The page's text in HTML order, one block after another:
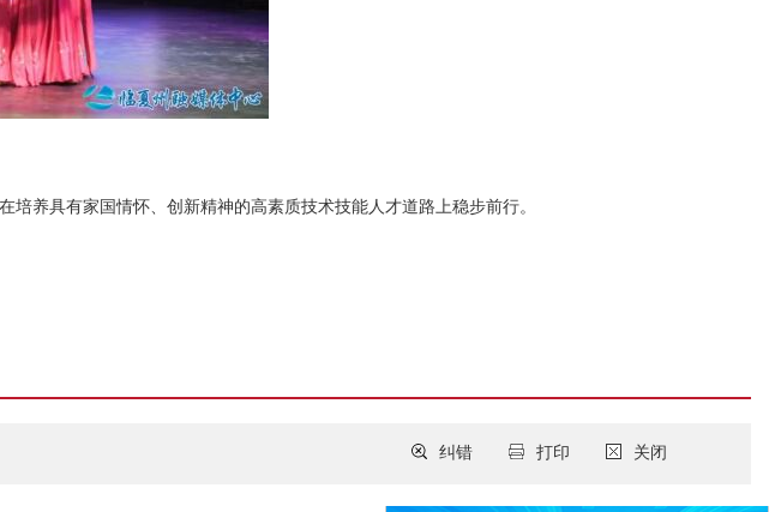
养具有家国情怀、创新精神的高素质技术技能人才道路上稳步前行。
关闭
打印
纠错